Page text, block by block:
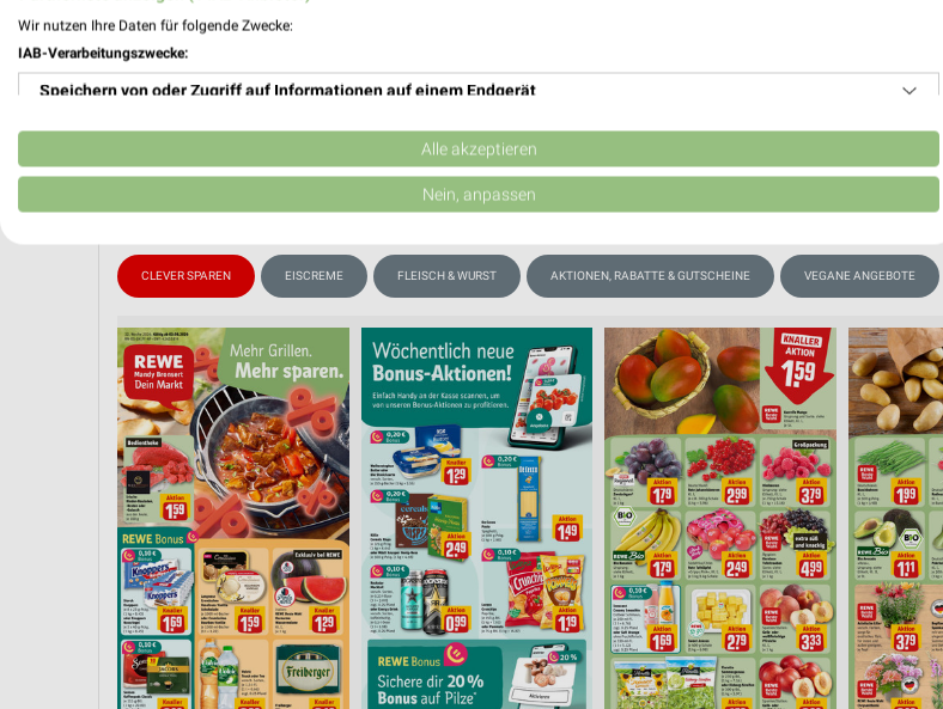
CLEVER SPAREN EISCREME FLEISCH & WURST AKTIONEN, RABATTE & GUTSCHEINE VEGANE ANGEBOTE
Wir nutzen Ihre Daten für folgende Zwecke:
IAB-Verarbeitungszwecke:
Speichern von oder Zugriff auf Informationen auf einem Endgerät
Verwendung reduzierter Daten zur Auswahl von Werbeanzeigen
Erstellung von Profilen für personalisierte Werbung
Erstellung von Profilen zur Personalisierung von Inhalten
Verwendung von Profilen zur Auswahl personalisierter Inhalte
Messung der Werbeleistung
Messung der Performance von Inhalten
Analyse von Zielgruppen durch Statistiken oder Kombinationen von Daten aus verschiedenen
Entwicklung und Verbesserung der Angebote
Verwendung reduzierter Daten zur Auswahl von Inhalten
IAB-Besonderheiten:
Verwendung genauer Standortdaten
Alle akzeptieren
Nein, anpassen